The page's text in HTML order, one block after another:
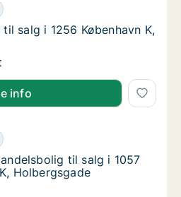
salg i 1256 København K,
København K, Amaliegade
salg i 1256 København K,
salg i 1256 København K,
salg i 1256 København K,
info
til salg i 1057
til salg i 1057 København K,
til salg i 1057
til salg i 1057
Holbergsgade